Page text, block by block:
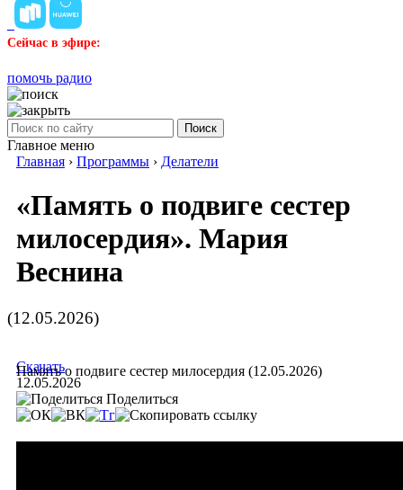
Сейчас в эфире:
помочь радио
Поиск
Главное меню
Главная › Программы › Делатели
«Память о подвиге сестер
милосердия». Мария
Веснина
(12.05.2026)
Память о подвиге сестер милосердия (12.05.2026)
Скачать
12.05.2026
Поделиться